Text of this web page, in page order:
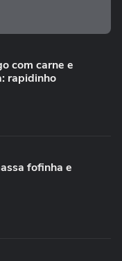
com carne e
rapidinho
fofinha e